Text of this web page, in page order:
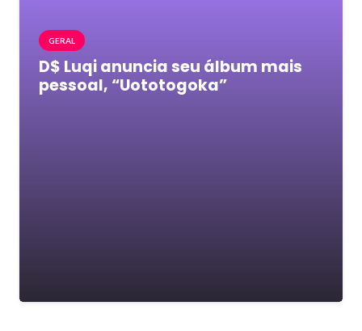
GERAL
D$ Luqi anuncia seu álbum mais
pessoal, “Uototogoka”